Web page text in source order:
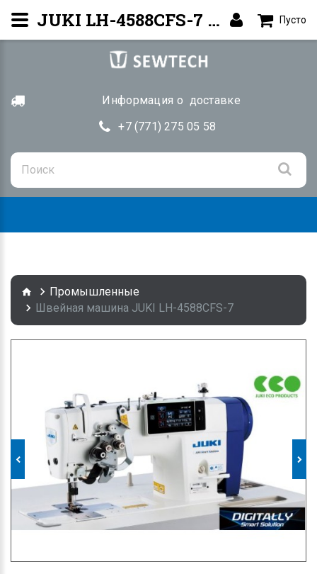
Информация о доставке
+7 (771) 275 05 58
Пусто
Промышленные
Швейная машина JUKI LH-4588CFS-7
JUKI LH-4588CFS-7 — 2-игольная прямострочная | Купить Алматы